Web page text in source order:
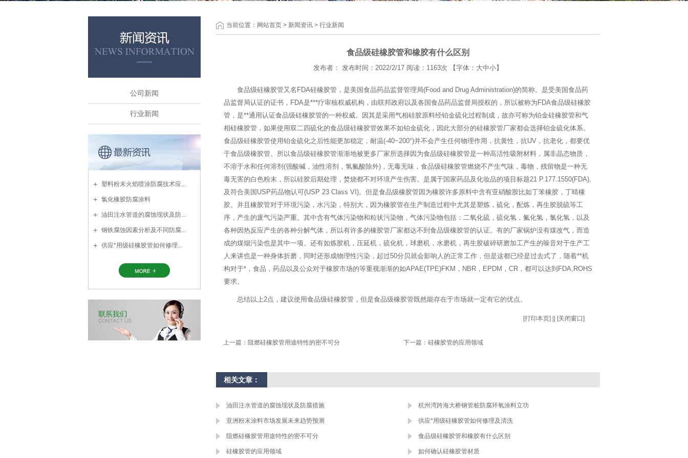
公司新闻
行业新闻
塑料粉末火焰喷涂防腐技术应...
氯化橡胶防腐涂料
油田注水管道的腐蚀现状及防...
钢铁腐蚀因素分析及不同防腐...
供应*用级硅橡胶管如何修理...
当前位置： 网站首页 > 新闻资讯 > 行业新闻
食品级硅橡胶管和橡胶有什么区别
发布者： 发布时间：2022/2/17 阅读： 1163次 【字体： 大中小】
食品级硅橡胶管又名FDA硅橡胶管，是美国食品药品监督管理局(Food and Drug Administration)的简称。是受美国食品药
品监督局认证的证书，FDA是***疗审核权威机构，由联邦政府以及各国食品药品监督局授权的，所以被称为FDA食品级硅橡胶
管，是**通用认证食品级硅橡胶管的一种权威。因其是采用气相硅胶原料经铂金硫化过程制成，故亦可称为铂金硅橡胶管和气
相硅橡胶管，如果使用双二四硫化的食品级硅橡胶管效果不如铂金硫化，因此大部分的硅橡胶管厂家都会选择铂金硫化体系。
食品级硅橡胶管使用铂金硫化之后性能更加稳定，耐温(-40~200°)并不会产生任何物理作用，抗黄性，抗UV，抗老化，都要优
于食品级橡胶管。所以食品级硅橡胶管渐渐地被更多厂家所选择因为食品级硅橡胶管是一种高活性吸附材料，属非晶态物质，
不溶于水和任何溶剂(强酸碱，油性溶剂，氢氟酸除外)，无毒无味，食品级硅橡胶管燃烧不产生气味，毒物，残留物是一种无
毒无害的白色粉末，所以硅胶后期处理，焚烧都不对环境产生伤害。是属于国家药品及化妆品的项目标题21 P.177.1550(FDA),
及符合美国USP药品物认可(USP 23 Class VI)。但是食品级橡胶管因为橡胶许多原料中含有亚硝酸胺比如丁笨橡胶，丁晴橡
胶。并且橡胶管对于环境污染，水污染，特别大，因为橡胶管在生产制造过程中尤其是塑炼，硫化，配炼，再生胶脱硫等工
序，产生的废气污染严重。其中含有气体污染物和粒状污染物，气体污染物包括：二氧化硫，硫化氢，氟化氢，氯化氢，以及
各种因热反应产生的各种分解气体，所以有许多的橡胶管厂家都达不到食品级橡胶管的认证。有的厂家锅炉没有煤改气，而造
成的煤烟污染也是其中一项。还有如炼胶机，压延机，硫化机，球磨机，水磨机，再生胶破碎研磨加工产生的噪音对于生产工
人来讲也是一种身体折磨，同时还形成物理性污染，起过50分贝就会影响人的正常工作，但是这都已经是过去式了，随着**机
构对于*，食品，药品以及公众对于橡胶市场的等重视渐渐的如APAE(TPE)FKM，NBR，EPDM，CR，都可以达到FDA,ROHS
要求。
总结以上2点，建议使用食品级硅橡胶管，但是食品级橡胶管既然能存在于市场就一定有它的优点。
[打印本页] || [关闭窗口]
上一篇： 阻燃硅橡胶管用途特性的密不可分 下一篇： 硅橡胶管的应用领域
相关文章：
油田注水管道的腐蚀现状及防腐措施 杭州湾跨海大桥钢管桩防腐环氧涂料立功
亚洲粉末涂料市场发展未来趋势预测 供应*用级硅橡胶管如何修理及清洗
阻燃硅橡胶管用途特性的密不可分 食品级硅橡胶管和橡胶有什么区别
硅橡胶管的应用领域 如何确认硅橡胶管材质